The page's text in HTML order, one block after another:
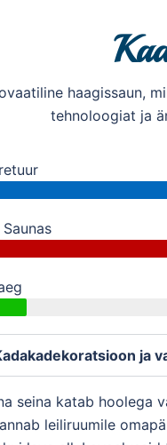
haagissaun,
tehnoloogiat ja
ja
seina katab hoolega
leiliruumile